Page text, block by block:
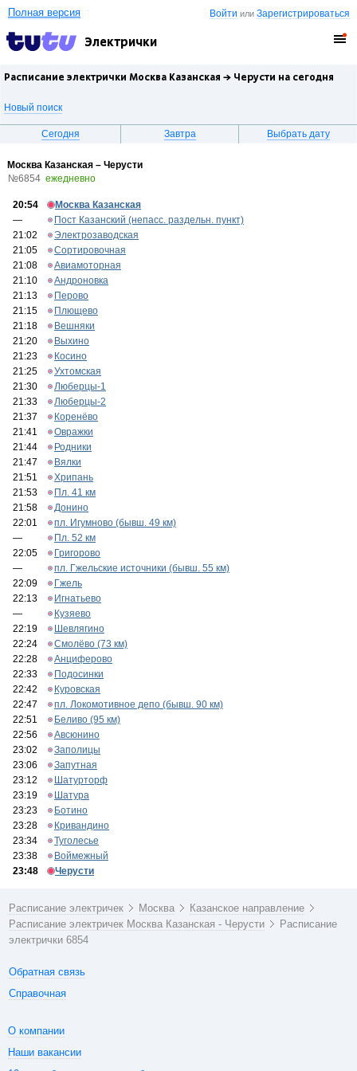
Войти илиЗарегистрироваться
Полная версия
Электрички
Расписание электрички Москва Казанская → Черусти на сегодня
Новый поиск
Сегодня Завтра Выбрать дату
Москва Казанская – Черусти
№6854 ежедневно
20:54
Москва Казанская
—
Пост Казанский (непасс. раздельн. пункт)
21:02
Электрозаводская
21:05
Сортировочная
21:08
Авиамоторная
21:10
Андроновка
21:13
Перово
21:15
Плющево
21:18
Вешняки
21:20
Выхино
21:23
Косино
21:25
Ухтомская
21:30
Люберцы-1
21:33
Люберцы-2
21:37
Коренёво
21:41
Овражки
21:44
Родники
21:47
Вялки
21:51
Хрипань
21:53
Пл. 41 км
21:58
Донино
22:01
пл. Игумново (бывш. 49 км)
—
Пл. 52 км
22:05
Григорово
—
пл. Гжельские источники (бывш. 55 км)
22:09
Гжель
22:13
Игнатьево
—
Кузяево
22:19
Шевлягино
22:24
Смолёво (73 км)
22:28
Анциферово
22:33
Подосинки
22:42
Куровская
22:47
пл. Локомотивное депо (бывш. 90 км)
22:51
Беливо (95 км)
22:56
Авсюнино
23:02
Заполицы
23:06
Запутная
23:12
Шатурторф
23:19
Шатура
23:23
Ботино
23:28
Кривандино
23:34
Туголесье
23:38
Воймежный
23:48
Черусти
Расписание электричек Москва
Казанское направление
Расписание электричек Москва Казанская - Черусти
Расписание
электрички 6854
Обратная связь
Справочная
О компании
Наши вакансии